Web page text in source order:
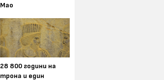
Мао
28 800 години на
трона и един